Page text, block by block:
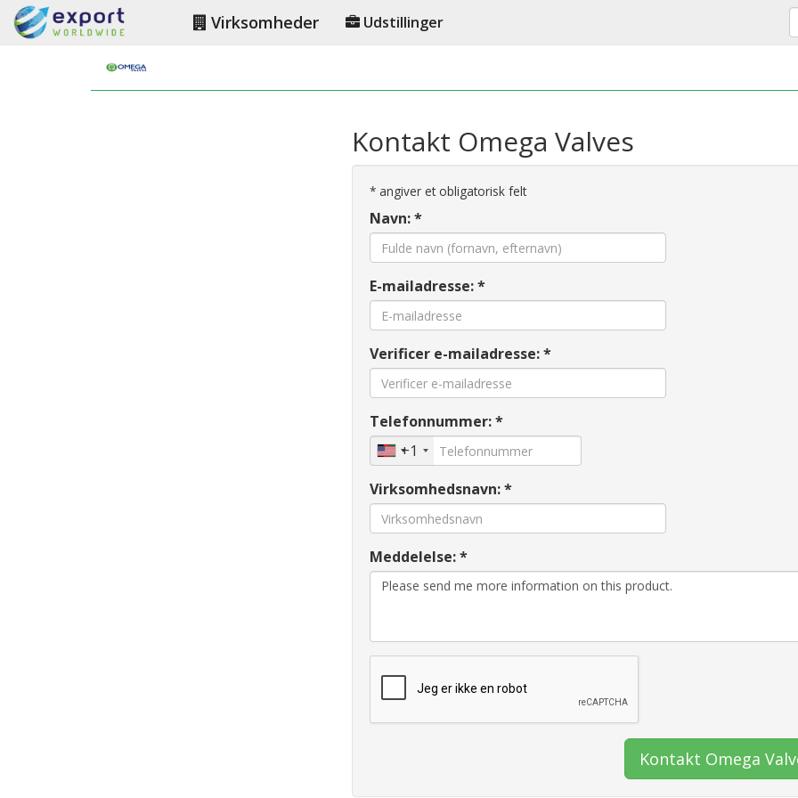
Virksomheder Udstillinger
Kontakt Omega Valves
*angiver et obligatorisk felt
Navn: *
E-mailadresse: *
Verificer e-mailadresse: *
Telefonnummer: *
+1
Virksomhedsnavn: *
Meddelelse: *
Kontakt Omega